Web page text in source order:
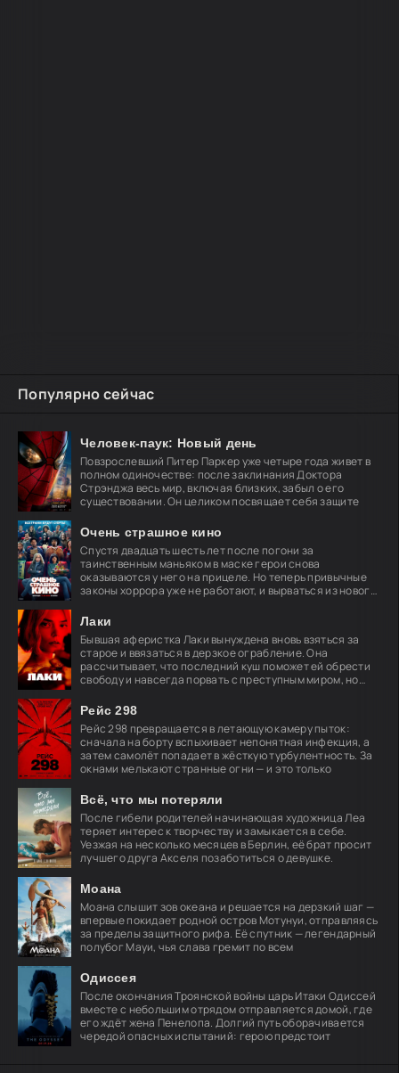
Популярно сейчас
Человек-паук: Новый день
Повзрослевший Питер Паркер уже четыре года живет в
полном одиночестве: после заклинания Доктора
Стрэнджа весь мир, включая близких, забыл о его
существовании. Он целиком посвящает себя защите
Очень страшное кино
Спустя двадцать шесть лет после погони за
таинственным маньяком в маске герои снова
оказываются у него на прицеле. Но теперь привычные
законы хоррора уже не работают, и вырваться из нового
Лаки
Бывшая аферистка Лаки вынуждена вновь взяться за
старое и ввязаться в дерзкое ограбление. Она
рассчитывает, что последний куш поможет ей обрести
свободу и навсегда порвать с преступным миром, но
Рейс 298
Рейс 298 превращается в летающую камеру пыток:
сначала на борту вспыхивает непонятная инфекция, а
затем самолёт попадает в жёсткую турбулентность. За
окнами мелькают странные огни — и это только
Всё, что мы потеряли
После гибели родителей начинающая художница Леа
теряет интерес к творчеству и замыкается в себе.
Уезжая на несколько месяцев в Берлин, её брат просит
лучшего друга Акселя позаботиться о девушке.
Моана
Моана слышит зов океана и решается на дерзкий шаг —
впервые покидает родной остров Мотунуи, отправляясь
за пределы защитного рифа. Её спутник — легендарный
полубог Мауи, чья слава гремит по всем
Одиссея
После окончания Троянской войны царь Итаки Одиссей
вместе с небольшим отрядом отправляется домой, где
его ждёт жена Пенелопа. Долгий путь оборачивается
чередой опасных испытаний: герою предстоит